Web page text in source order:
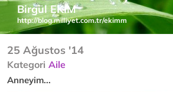
Birgül EKİM
http://blog.milliyet.com.tr/ekimm
25 Ağustos '14
Kategori Aile
Anneyim...